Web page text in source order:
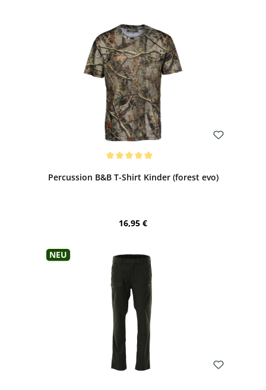
Percussion B&B T-Shirt Kinder (forest evo)
Regulärer Preis:
16,95 €
Neu